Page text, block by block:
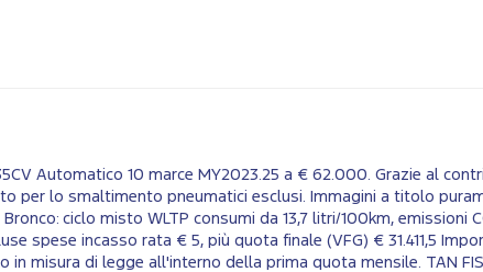
Automatico 10 marce MY2023.25 a € 62.000. Grazie al
per lo smaltimento pneumatici esclusi. Immagini a titolo
ciclo misto WLTP consumi da 13,7 litri/100km, emissioni
spese incasso rata € 5, più quota finale (VFG) € 31.411,5
misura di legge all'interno della prima quota mensile. TAN